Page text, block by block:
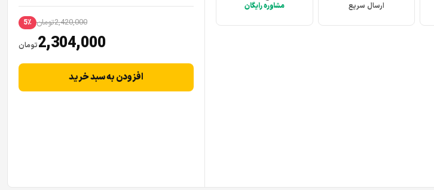
ارسال سریع مشاوره رایگان
2,420,000تومان 5٪
2,304,000تومان
افزودن به سبد خرید